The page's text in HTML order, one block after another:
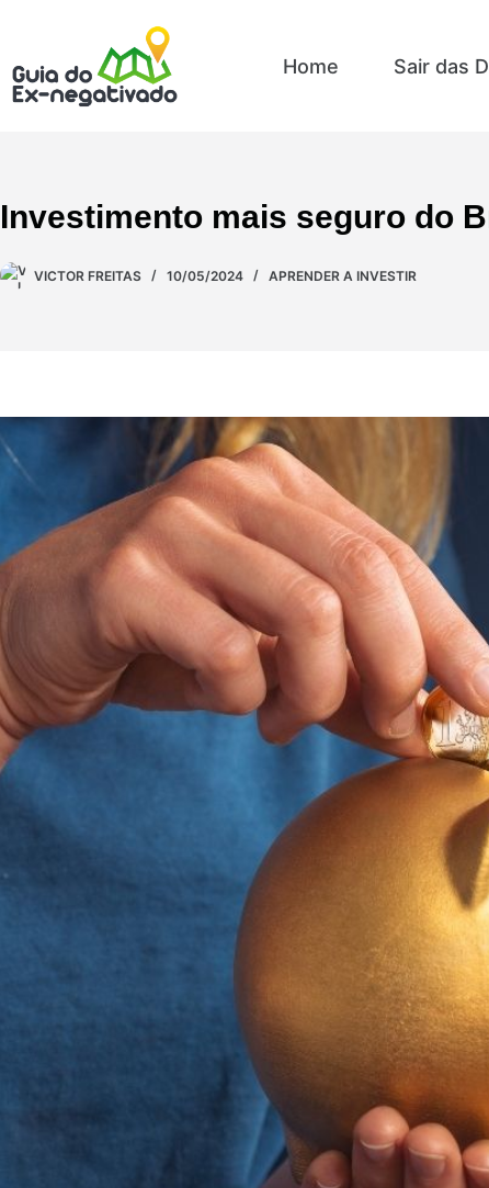
Home Sair das
Investimento mais seguro do
VICTOR FREITAS 10/05/2024 APRENDER A INVESTIR